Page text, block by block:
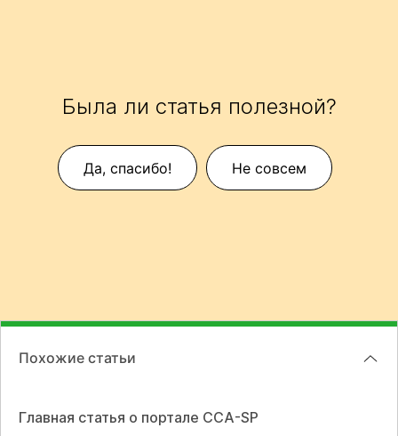
Была ли статья полезной?
Да, спасибо! Не совсем
Похожие статьи
Главная статья о портале CCA-SP